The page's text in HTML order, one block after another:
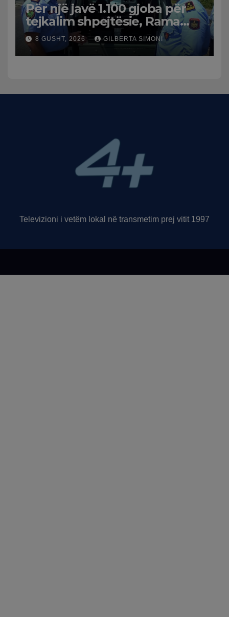
Për një javë 1.100 gjoba për
tejkalim shpejtësie, Rama
publikon videon: Kamerat e
trafikut së shpejti në
funksion
8 GUSHT, 2026 GILBERTA SIMONI
Televizioni i vetëm lokal në transmetim prej vitit 1997